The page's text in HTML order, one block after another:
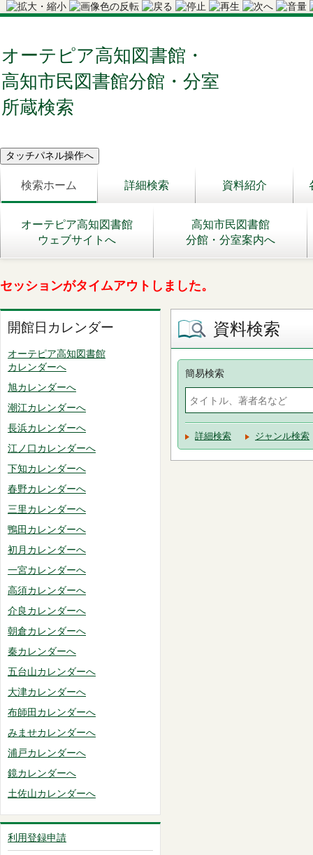
オーテピア高知図書館・
高知市民図書館分館・分室
所蔵検索
検索ホーム 詳細検索 資料紹介
オーテピア高知図書館
ウェブサイトへ
高知市民図書館
分館・分室案内へ
セッションがタイムアウトしました。
開館日カレンダー
オーテピア高知図書館
カレンダーへ
旭カレンダーへ
潮江カレンダーへ
長浜カレンダーへ
江ノ口カレンダーへ
下知カレンダーへ
春野カレンダーへ
三里カレンダーへ
鴨田カレンダーへ
初月カレンダーへ
一宮カレンダーへ
高須カレンダーへ
介良カレンダーへ
朝倉カレンダーへ
秦カレンダーへ
五台山カレンダーへ
大津カレンダーへ
布師田カレンダーへ
みませカレンダーへ
浦戸カレンダーへ
鏡カレンダーへ
土佐山カレンダーへ
利用登録申請
資料検索
簡易検索
詳細検索 ジャンル検索